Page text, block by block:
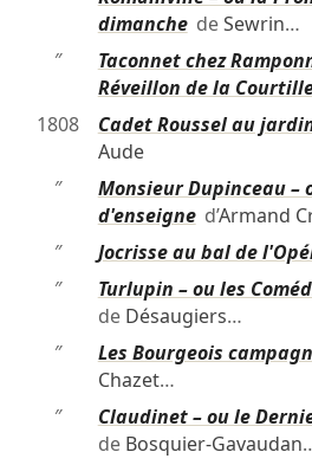
dimanchedeSewrin…
″
Taconnet chez
Réveillon de la
1808
Cadet Roussel au
Aude
″
Monsieur Dupinceau –
d'enseigned’Armand
″
Jocrisse au bal de
″
Turlupin – ou les
de Désaugiers…
″
Les Bourgeois
Chazet…
″
Claudinet – ou le
de Bosquier-Gavaudan